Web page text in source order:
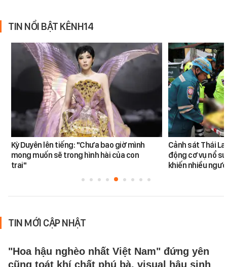
TIN NỔI BẬT KÊNH14
Kỳ Duyên lên tiếng: "Chưa bao giờ mình
mong muốn sẽ trong hình hài của con
trai"
Cảnh sát Thái
động cơ vụ nổ
khiến nhiều
TIN MỚI CẬP NHẬT
"Hoa hậu nghèo nhất Việt Nam" đứng yên
cũng toát khí chất phú bà, visual hậu sinh